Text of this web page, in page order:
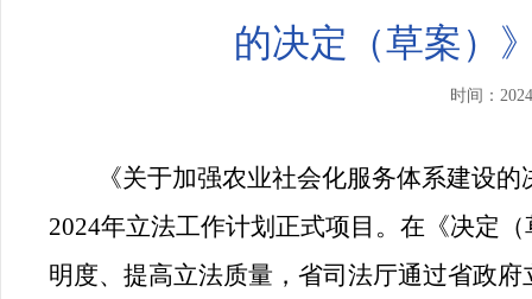
的决定（草案）
时间：
《关于加强农业社会化服务体系建设
2024年立法工作计划正式项目。在《决定
明度、提高立法质量，省司法厅通过省政